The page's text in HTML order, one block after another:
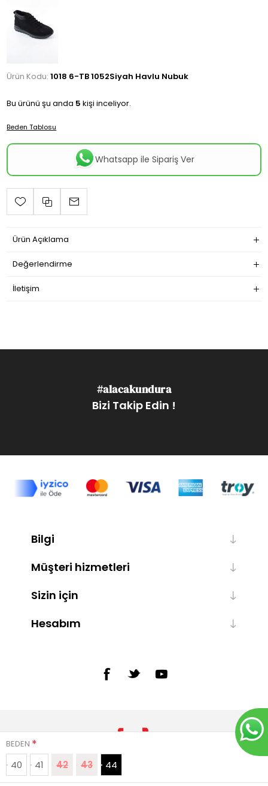
Ürün Kodu: 1018 6-TB 1052Siyah Havlu Nubuk
BEDEN *
40 41 42 43 44
Bu ürünü şu anda 5 kişi inceliyor.
Beden Tablosu
Whatsapp ile Sipariş Ver
Ürün Açıklama
Değerlendirme
İletişim
#alacakundura
Bizi Takip Edin !
Bilgi
Müşteri hizmetleri
Sizin için
Hesabım
Powered bynopCommerce